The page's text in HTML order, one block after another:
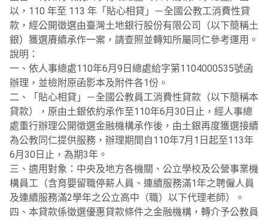
以，110 年至 113 年「貼心相貸」－全國公教工消費性貸
款，經公開徵選由臺灣土地銀行股份有限公司（以下簡稱土
銀）獲選賡續承作一案，請查照並轉知所屬同仁參考運用。
說明：
一、依人事總處110年6月9日總處給字第1104000535號函
辦理，並檢附原函影本及附件各1份。
二、「貼心相貸」－全國公教員工消費性貸款（以下簡稱本
貸款），原由土銀依約承作至110年6月30日止，經人事總
處重行辦理公開徵選金融機構承作後，由土銀再度獲選接續
為公教同仁提供服務，辦理期間自110年7月1日起至113年
6月30日止，為期3年。
三、適用對象：中央及地方各機關、公立學校及公營事業機
構員工（含育嬰留職停薪人員、連續服務滿1年之聘僱人員
及連續服務滿2學年之公立高中（職）以下代理老師）。
四、本貸款係徵選優惠貸款條件之金融機構，轉介予公教員